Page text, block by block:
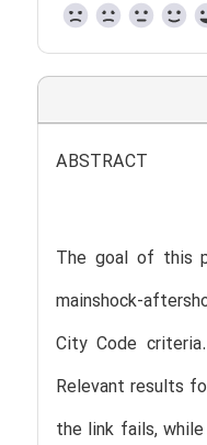
ABSTRACT
The goal of this
mainshock-
City Code
Relevant results
the link fails,